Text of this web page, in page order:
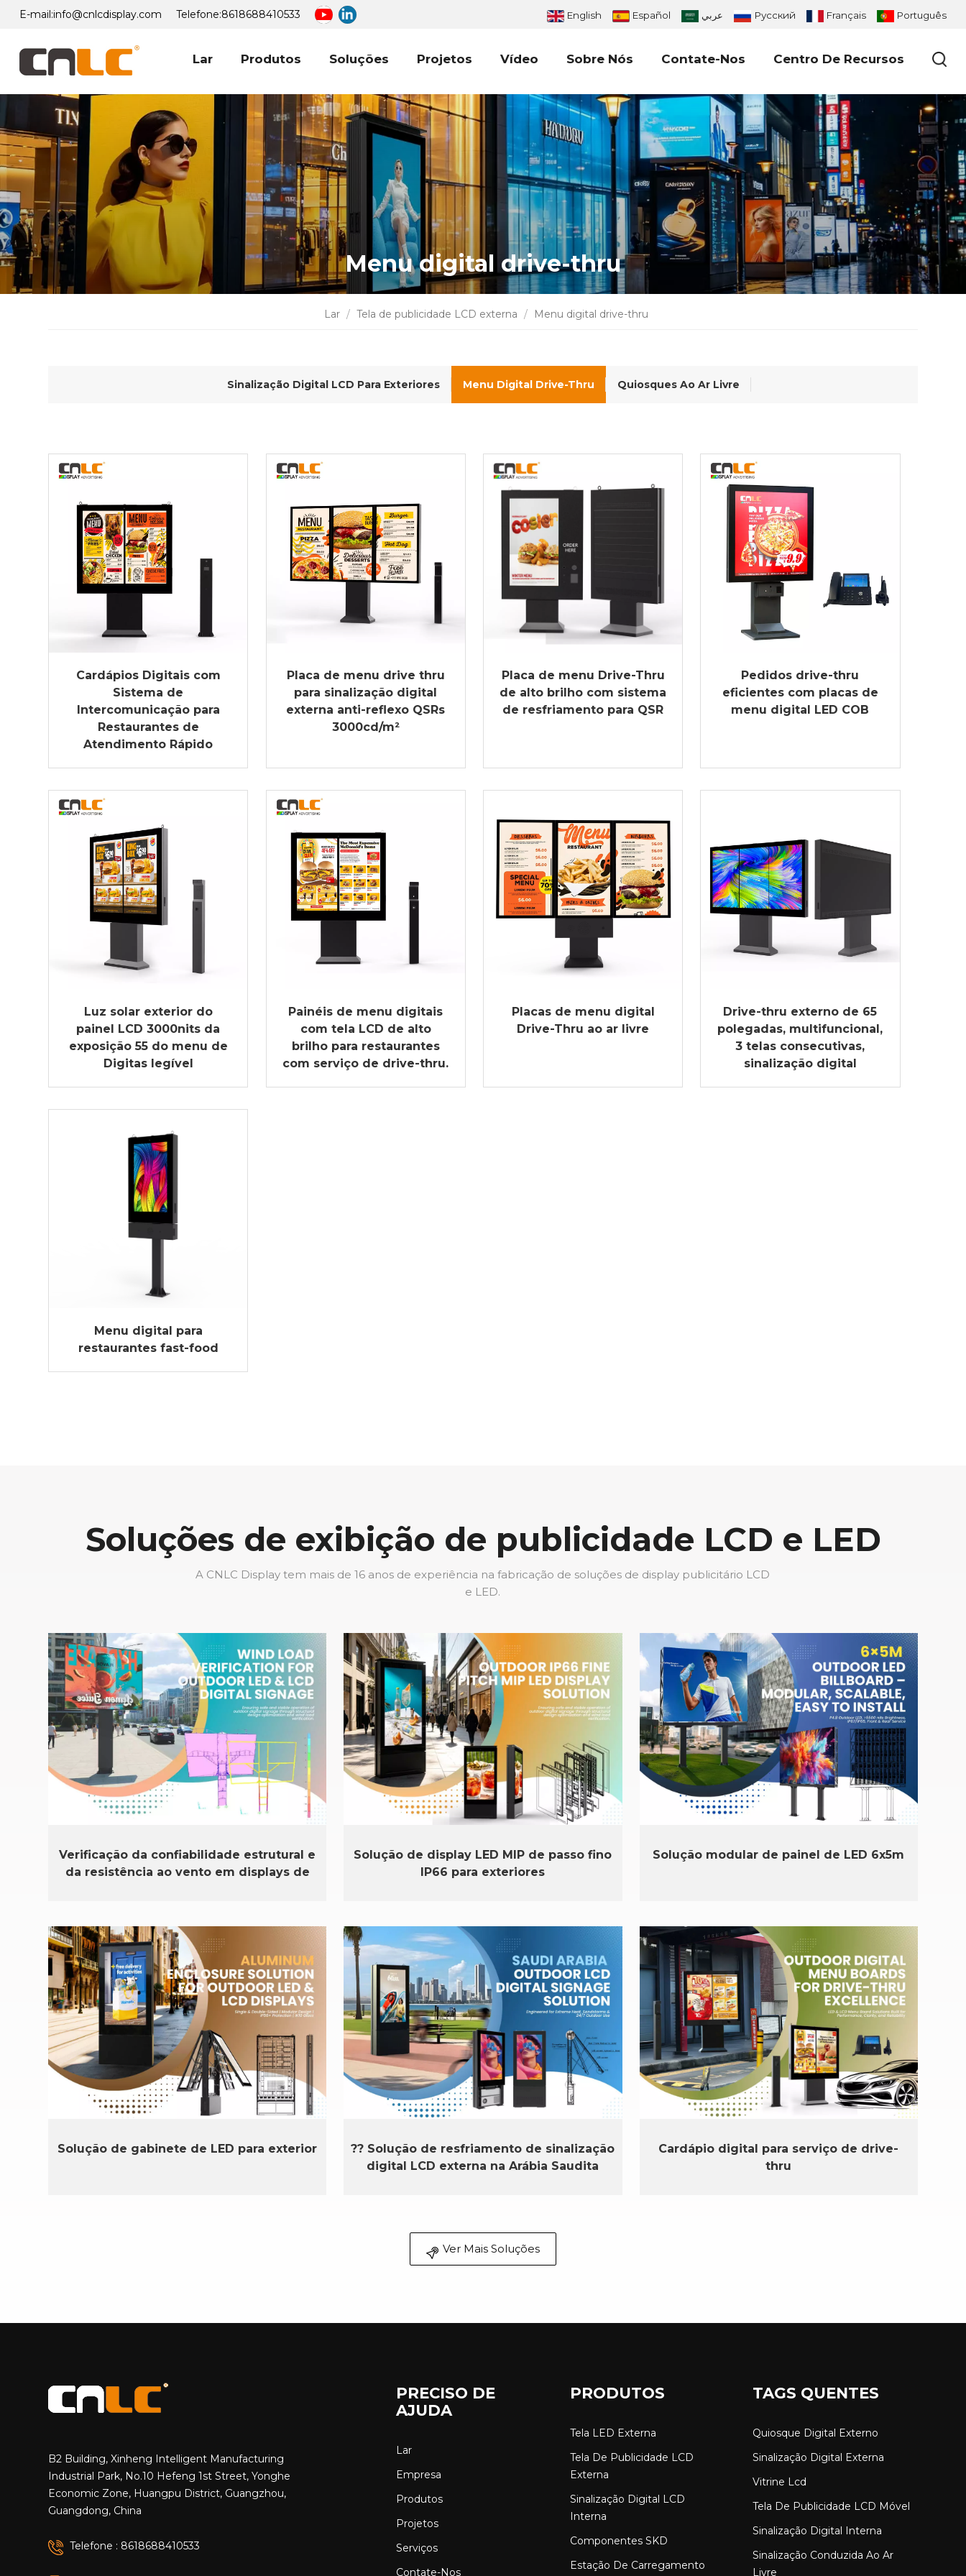
E-mail:info@cnlcdisplay.com Telefone:8618688410533 English Español عربي Русский Français Português
Lar Produtos Soluções Projetos Vídeo Sobre Nós Contate-Nos Centro De Recursos
Menu digital drive-thru
Lar / Tela de publicidade LCD externa / Menu digital drive-thru
Sinalização Digital LCD Para Exteriores Menu Digital Drive-Thru Quiosques Ao Ar Livre
Cardápios Digitais com
Sistema de
Intercomunicação para
Restaurantes de
Atendimento Rápido
Placa de menu drive thru
para sinalização digital
externa anti-reflexo QSRs
3000cd/m²
Placa de menu Drive-Thru
de alto brilho com sistema
de resfriamento para QSR
Pedidos drive-thru
eficientes com placas de
menu digital LED COB
Luz solar exterior do
painel LCD 3000nits da
exposição 55 do menu de
Digitas legível
Painéis de menu digitais
com tela LCD de alto
brilho para restaurantes
com serviço de drive-thru.
Placas de menu digital
Drive-Thru ao ar livre
Drive-thru externo de 65
polegadas, multifuncional,
3 telas consecutivas,
sinalização digital
Menu digital para
restaurantes fast-food
Soluções de exibição de publicidade LCD e LED
A CNLC Display tem mais de 16 anos de experiência na fabricação de soluções de display publicitário LCD
e LED.
Verificação da confiabilidade estrutural e
da resistência ao vento em displays de
Solução de display LED MIP de passo fino
IP66 para exteriores
Solução modular de painel de LED 6x5m
Solução de gabinete de LED para exterior
?? Solução de resfriamento de sinalização
digital LCD externa na Arábia Saudita
Cardápio digital para serviço de drive-
thru
Ver Mais Soluções
B2 Building, Xinheng Intelligent Manufacturing
Industrial Park, No.10 Hefeng 1st Street, Yonghe
Economic Zone, Huangpu District, Guangzhou,
Guangdong, China
Telefone : 8618688410533
PRECISO DE
AJUDA
Lar
Empresa
Produtos
Projetos
Serviços
Contate-Nos
PRODUTOS
Tela LED Externa
Tela De Publicidade LCD
Externa
Sinalização Digital LCD
Interna
Componentes SKD
Estação De Carregamento
TAGS QUENTES
Quiosque Digital Externo
Sinalização Digital Externa
Vitrine Lcd
Tela De Publicidade LCD Móvel
Sinalização Digital Interna
Sinalização Conduzida Ao Ar
Livre